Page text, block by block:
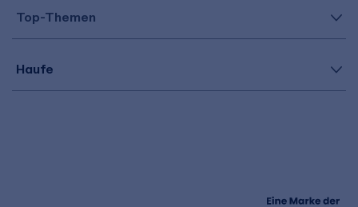
Top-Themen
Haufe